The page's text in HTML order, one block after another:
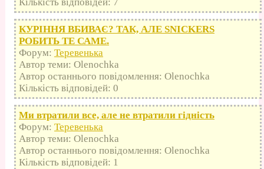
КУРІННЯ ВБИВАЄ? ТАК, АЛЕ SNICKERS
РОБИТЬ ТЕ САМЕ.
Форум: Теревенька
Автор теми: Olenochka
Автор останнього повідомлення: Olenochka
Кількість відповідей: 0
Ми втратили все, але не втратили гідність
Форум: Теревенька
Автор теми: Olenochka
Автор останнього повідомлення: Olenochka
Кількість відповідей: 1